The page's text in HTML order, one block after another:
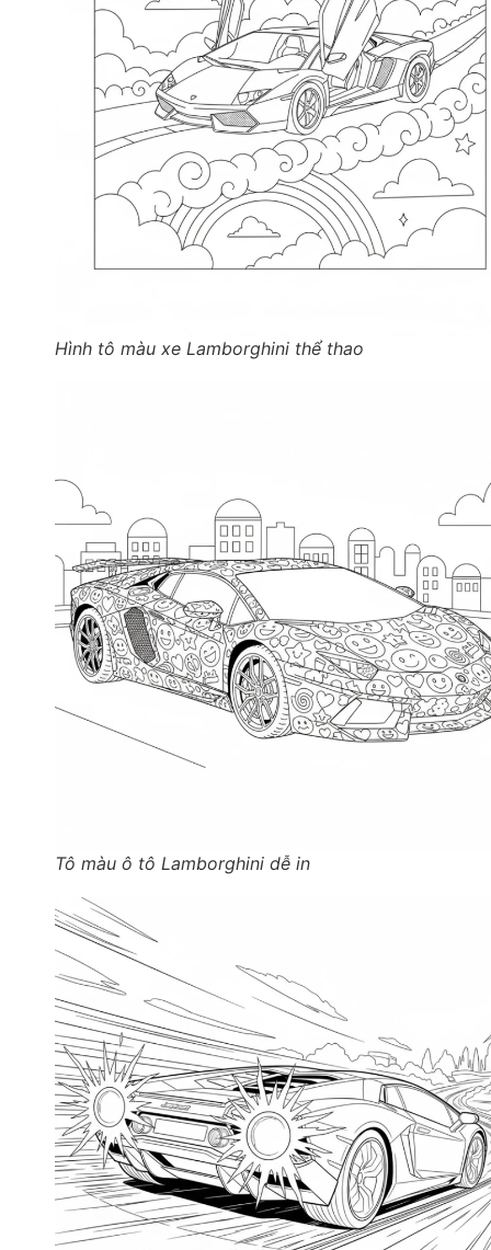
Hình tô màu xe Lamborghini thể thao
Tô màu ô tô Lamborghini dễ in